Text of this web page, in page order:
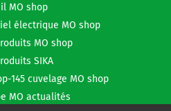
MO shop
électrique MO shop
MO shop
SIKA
145 cuvelage MO shop
MO actualités